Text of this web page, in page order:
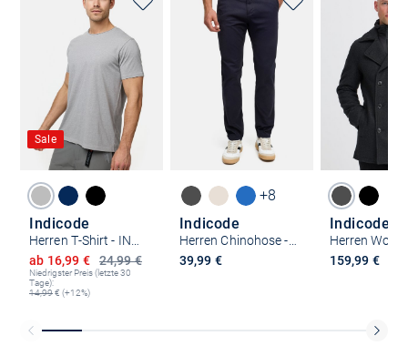
Sale
Indicode
Herren T-Shirt - INWalmore
24,99 €
Ermäßigter Preis
ab 16,99 €
Niedrigster Preis (letzte 30
Tage):
14,99€ (+12%)
+8
Indicode
Herren Chinohose - INPilli
39,99 €
Indicode
159,99 €